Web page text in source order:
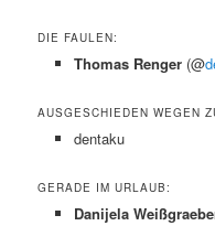
DIE FAULEN:
Thomas Renger (@
AUSGESCHIEDEN WEGEN
dentaku
GERADE IM URLAUB:
Danijela